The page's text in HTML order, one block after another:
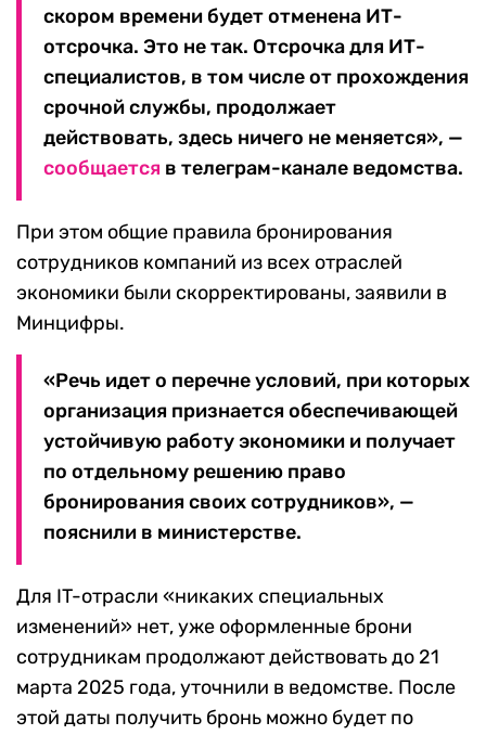
скором времени будет отменена ИТ-
отсрочка. Это не так. Отсрочка для ИТ-
специалистов, в том числе от прохождения
срочной службы, продолжает
действовать, здесь ничего не меняется», —
сообщается в телеграм-канале ведомства.
При этом общие правила бронирования
сотрудников компаний из всех отраслей
экономики были скорректированы, заявили в
Минцифры.
«Речь идет о перечне условий, при которых
организация признается обеспечивающей
устойчивую работу экономики и получает
по отдельному решению право
бронирования своих сотрудников», —
пояснили в министерстве.
Для IT-отрасли «никаких специальных
изменений» нет, уже оформленные брони
сотрудникам продолжают действовать до 21
марта 2025 года, уточнили в ведомстве. После
этой даты получить бронь можно будет по